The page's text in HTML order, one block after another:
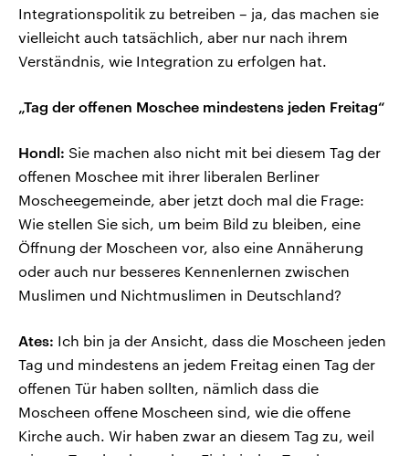
Integrationspolitik zu betreiben – ja, das machen sie
vielleicht auch tatsächlich, aber nur nach ihrem
Verständnis, wie Integration zu erfolgen hat.
„Tag der offenen Moschee mindestens jeden Freitag“
Hondl: Sie machen also nicht mit bei diesem Tag der
offenen Moschee mit ihrer liberalen Berliner
Moscheegemeinde, aber jetzt doch mal die Frage:
Wie stellen Sie sich, um beim Bild zu bleiben, eine
Öffnung der Moscheen vor, also eine Annäherung
oder auch nur besseres Kennenlernen zwischen
Muslimen und Nichtmuslimen in Deutschland?
Ates: Ich bin ja der Ansicht, dass die Moscheen jeden
Tag und mindestens an jedem Freitag einen Tag der
offenen Tür haben sollten, nämlich dass die
Moscheen offene Moscheen sind, wie die offene
Kirche auch. Wir haben zwar an diesem Tag zu, weil